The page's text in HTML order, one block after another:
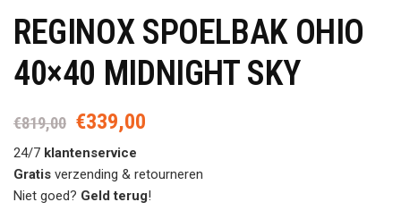
REGINOX SPOELBAK OHIO
40×40 MIDNIGHT SKY
€819,00 Oorspronkelijke
was:
€819,00.
€339,00
€339,00.
24/7 klantenservice
Gratis verzending & retourneren
Niet goed? Geld terug!